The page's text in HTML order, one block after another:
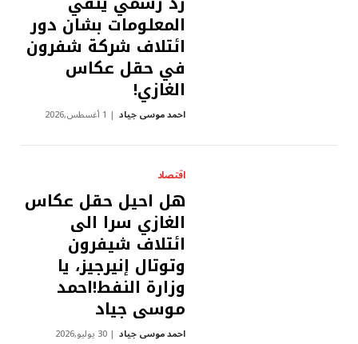
المعلومات بشان دور
ائتلاف شركة شفرون
في حقل عكاس
الغازي!
احمد موسى جياد 1 أغسطس,2026
اقتصاد
هل احيل حقل عكاس
الغازي سرا الى
ائتلاف شيفرون
وتوتال إنيرجيز، يا
وزارة النفط!احمد
موسى جياد
احمد موسى جياد 30 يوليو,2026